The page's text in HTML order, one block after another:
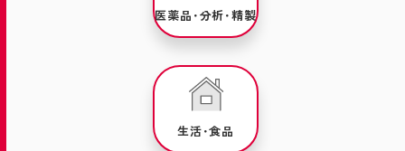
医薬品･分析･精製
生活･食品